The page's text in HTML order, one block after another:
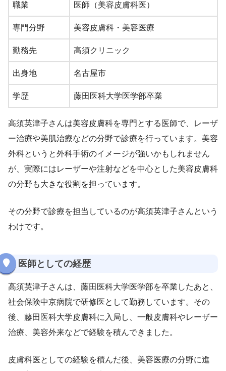
職業 医師（美容皮膚科医）
専門分野 美容皮膚科・美容医療
勤務先 高須クリニック
出身地 名古屋市
学歴 藤田医科大学医学部卒業
高須英津子さんは美容皮膚科を専門とする医師で、レーザ
ー治療や美肌治療などの分野で診療を行っています。美容
外科というと外科手術のイメージが強いかもしれません
が、実際にはレーザーや注射などを中心とした美容皮膚科
の分野も大きな役割を担っています。
その分野で診療を担当しているのが高須英津子さんという
わけです。
医師としての経歴
高須英津子さんは、藤田医科大学医学部を卒業したあと、
社会保険中京病院で研修医として勤務しています。その
後、藤田医科大学皮膚科に入局し、一般皮膚科やレーザー
治療、美容外来などで経験を積んできました。
皮膚科医としての経験を積んだ後、美容医療の分野に進